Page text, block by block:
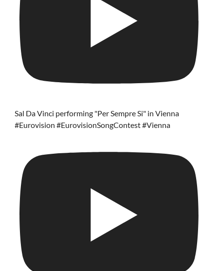
Sal Da Vinci performing "Per Sempre Si" in Vienna
#Eurovision #EurovisionSongContest #Vienna